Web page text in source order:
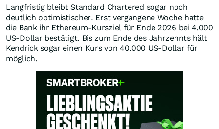
Langfristig bleibt Standard Chartered sogar noch
deutlich optimistischer. Erst vergangene Woche hatte
die Bank ihr Ethereum-Kursziel für Ende 2026 bei 4.000
US-Dollar bestätigt. Bis zum Ende des Jahrzehnts hält
Kendrick sogar einen Kurs von 40.000 US-Dollar für
möglich.